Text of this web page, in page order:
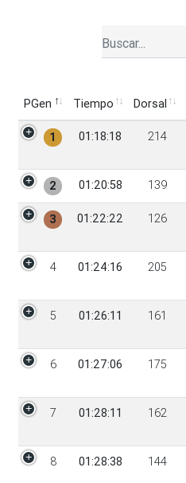
PGen Tiempo Dorsal
PGen
Tiempo Dorsal
1 01:18:18 214
2 01:20:58 139
3 01:22:22 126
4 01:24:16 205
5 01:26:11 161
6 01:27:06 175
7 01:28:11 162
8 01:28:38 144